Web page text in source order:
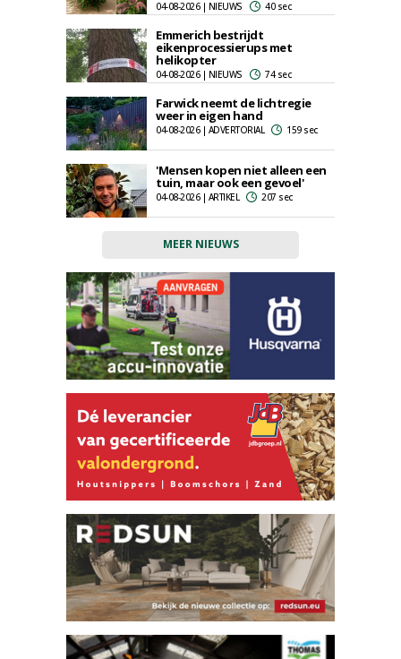
04-08-2026 | NIEUWS 40 sec
Emmerich bestrijdt
eikenprocessierups met
helikopter
04-08-2026 | NIEUWS 74 sec
Farwick neemt de lichtregie
weer in eigen hand
04-08-2026 | ADVERTORIAL 159 sec
'Mensen kopen niet alleen een
tuin, maar ook een gevoel'
04-08-2026 | ARTIKEL 207 sec
MEER NIEUWS